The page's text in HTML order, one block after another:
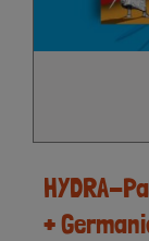
HYDRA-
+